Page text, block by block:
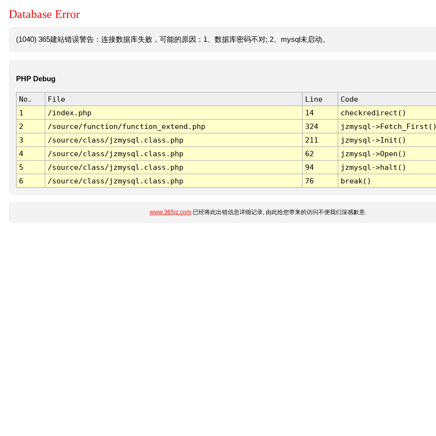
Database Error
(1040) 365建站错误警告：连接数据库失败，可能的原因：1、数据库密码不对; 2、mysql未启动。
PHP Debug
No. File Line
Code
1
/index.php 14
checkredirect()
2
/source/function/function_extend.php 324
jzmysql-
3
/source/class/jzmysql.class.php 211
jzmysql->Init()
4
/source/class/jzmysql.class.php 62
jzmysql->Open()
5
/source/class/jzmysql.class.php 94
jzmysql->halt()
6
/source/class/jzmysql.class.php 76 break()
www.365jz.com已经将此出错信息详细记录, 由此给您带来的访问不便我们深感歉意.